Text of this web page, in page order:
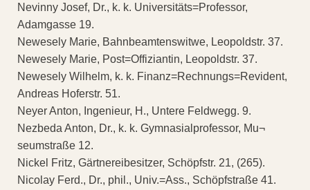
Nevinny Josef, Dr., k. k. Universitäts=Professor,
Adamgasse 19.
Newesely Marie, Bahnbeamtenswitwe, Leopoldstr. 37.
Newesely Marie, Post=Offiziantin, Leopoldstr. 37.
Newesely Wilhelm, k. k. Finanz=Rechnungs=Revident,
Andreas Hoferstr. 51.
Neyer Anton, Ingenieur, H., Untere Feldwegg. 9.
Nezbeda Anton, Dr., k. k. Gymnasialprofessor, Mu¬
seumstraße 12.
Nickel Fritz, Gärtnereibesitzer, Schöpfstr. 21, (265).
Nicolay Ferd., Dr., phil., Univ.=Ass., Schöpfstraße 41.